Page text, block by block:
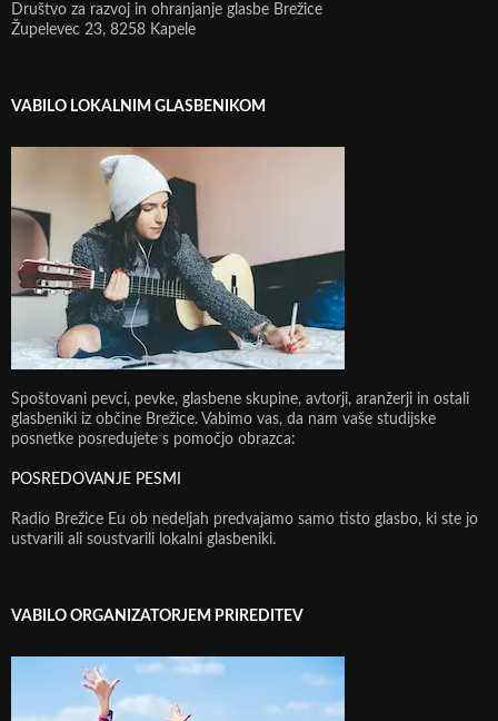
Društvo za razvoj in ohranjanje glasbe Brežice
Župelevec 23, 8258 Kapele
VABILO LOKALNIM GLASBENIKOM
Spoštovani pevci, pevke, glasbene skupine, avtorji, aranžerji in ostali
glasbeniki iz občine Brežice. Vabimo vas, da nam vaše studijske
posnetke posredujete s pomočjo obrazca:
POSREDOVANJE PESMI
Radio Brežice Eu ob nedeljah predvajamo samo tisto glasbo, ki ste jo
ustvarili ali soustvarili lokalni glasbeniki.
VABILO ORGANIZATORJEM PRIREDITEV